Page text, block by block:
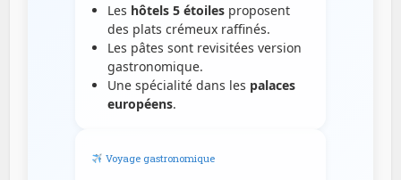
Les hôtels 5 étoiles proposent
des plats crémeux raffinés.
Les pâtes sont revisitées version
gastronomique.
Une spécialité dans les palaces
européens.
Voyage gastronomique